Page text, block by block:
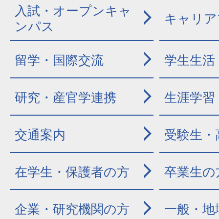
入試・オープンキャ
ンパス
キャリ
留学・国際交流 学生生活
研究・産官学連携 生涯学習
交通案内 受験生
在学生・保護者の方 卒業生の
企業・研究機関の方 一般・地